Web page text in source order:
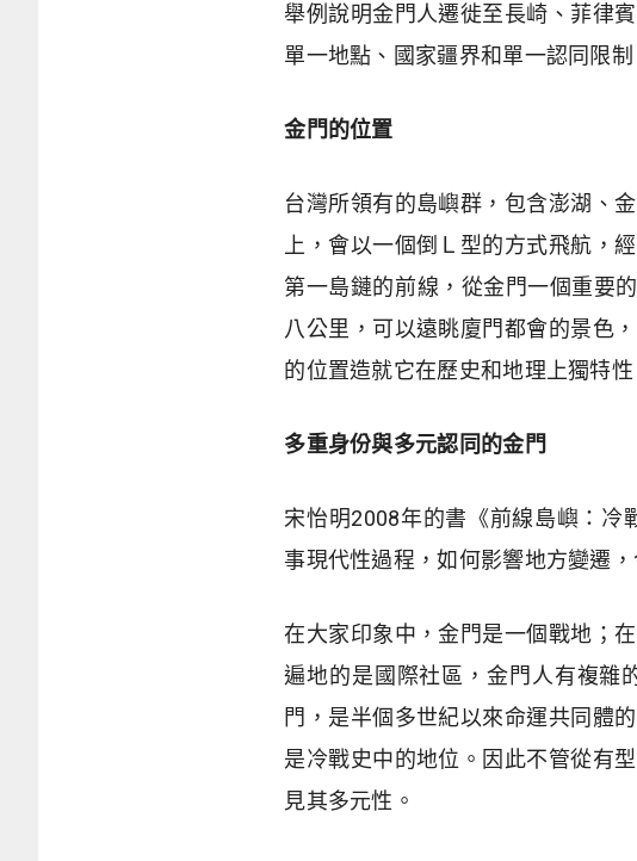
舉例說明金門人遷徙至長崎、菲律
單一地點、國家疆界和單一認同限
金門的位置
台灣所領有的島嶼群，包含澎湖、
上，會以一個倒Ｌ型的方式飛航，
第一島鏈的前線，從金門一個重要
八公里，可以遠眺廈門都會的景色
的位置造就它在歷史和地理上獨特性
多重身份與多元認同的金門
宋怡明2008年的書《前線島嶼：冷
事現代性過程，如何影響地方變遷
在大家印象中，金門是一個戰地；
遍地的是國際社區，金門人有複雜
門，是半個多世紀以來命運共同體
是冷戰史中的地位。因此不管從有
見其多元性。